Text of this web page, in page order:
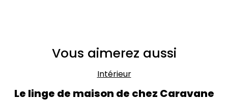
Vous aimerez aussi
Intérieur
Le linge de maison de chez Caravane